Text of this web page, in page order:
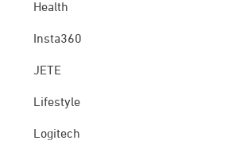
Health
Insta360
JETE
Lifestyle
Logitech